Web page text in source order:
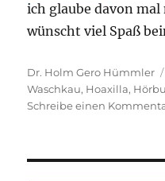
ich glaube davon
wünscht viel Spaß
Autor
Dr. Holm Gero Hümmler
Waschkau, Hoaxilla,
Schreibe einen